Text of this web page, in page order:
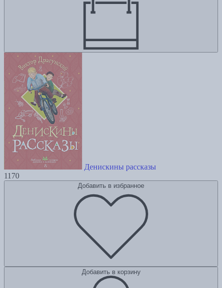
Денискины рассказы
1170
Добавить в избранное
Добавить в корзину